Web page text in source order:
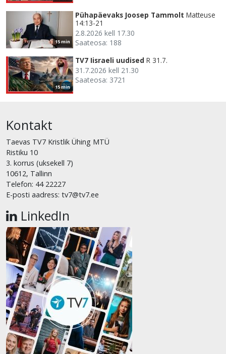
15 min
Pühapäevaks Joosep Tammolt Matteuse
14:13-21
2.8.2026 kell 17.30
Saateosa: 188
15 min
TV7 Iisraeli uudised R 31.7.
31.7.2026 kell 21.30
Saateosa: 3721
Kontakt
Taevas TV7 Kristlik Ühing MTÜ
Ristiku 10
3. korrus (uksekell 7)
10612, Tallinn
Telefon: 44 22227
E-posti aadress: tv7@tv7.ee
LinkedIn